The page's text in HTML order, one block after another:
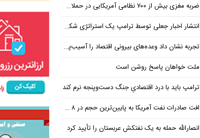
ضربه مغزی بیش از ۷۰۰ نظامی آمریکایی در حملات ایران
انتشار اخبار جعلی توسط ترامپ یک استراتژی شکست خورده است
تجربه نشان داد وعده‌های بیرونی اقتصاد را آسیب‌پذیرتر می‌کند
ملت خواهان پاسخ روشن است
ترامپ باید با درد اقتصادیِ جنگ دست‌و‌پنجه نرم کند
افت صادرات نفت آمریکا به پایین‌ترین حجم در ۸ ماه اخیر
انصارالله حمله به یک نفتکش عربستان را تأیید کرد